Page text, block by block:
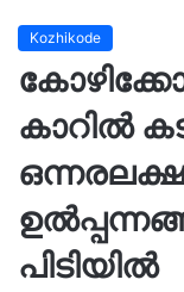
Kozhikode
കാറിൽ
പിടിയിൽ